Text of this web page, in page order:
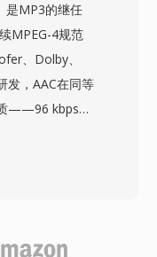
。该格式支持来
调谐源的标
Media
内置工具转
停止更新
是MP3的继任
MPEG-4规范
、Dolby、
发，AAC在同等
——96 kbps的
128 kbps的